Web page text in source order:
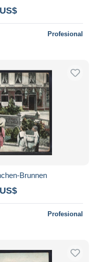
Profesional
Brunnen
Profesional